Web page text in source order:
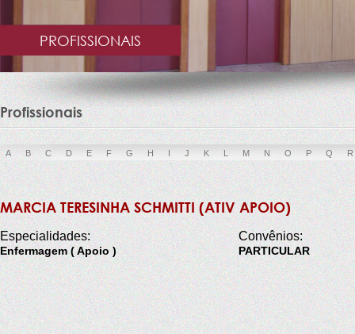
PROFISSIONAIS
Profissionais
A B C D E F G H I J K L M N O P Q R
MARCIA TERESINHA SCHMITTI (ATIV APOIO)
Especialidades:
Enfermagem ( Apoio )
Convênios:
PARTICULAR